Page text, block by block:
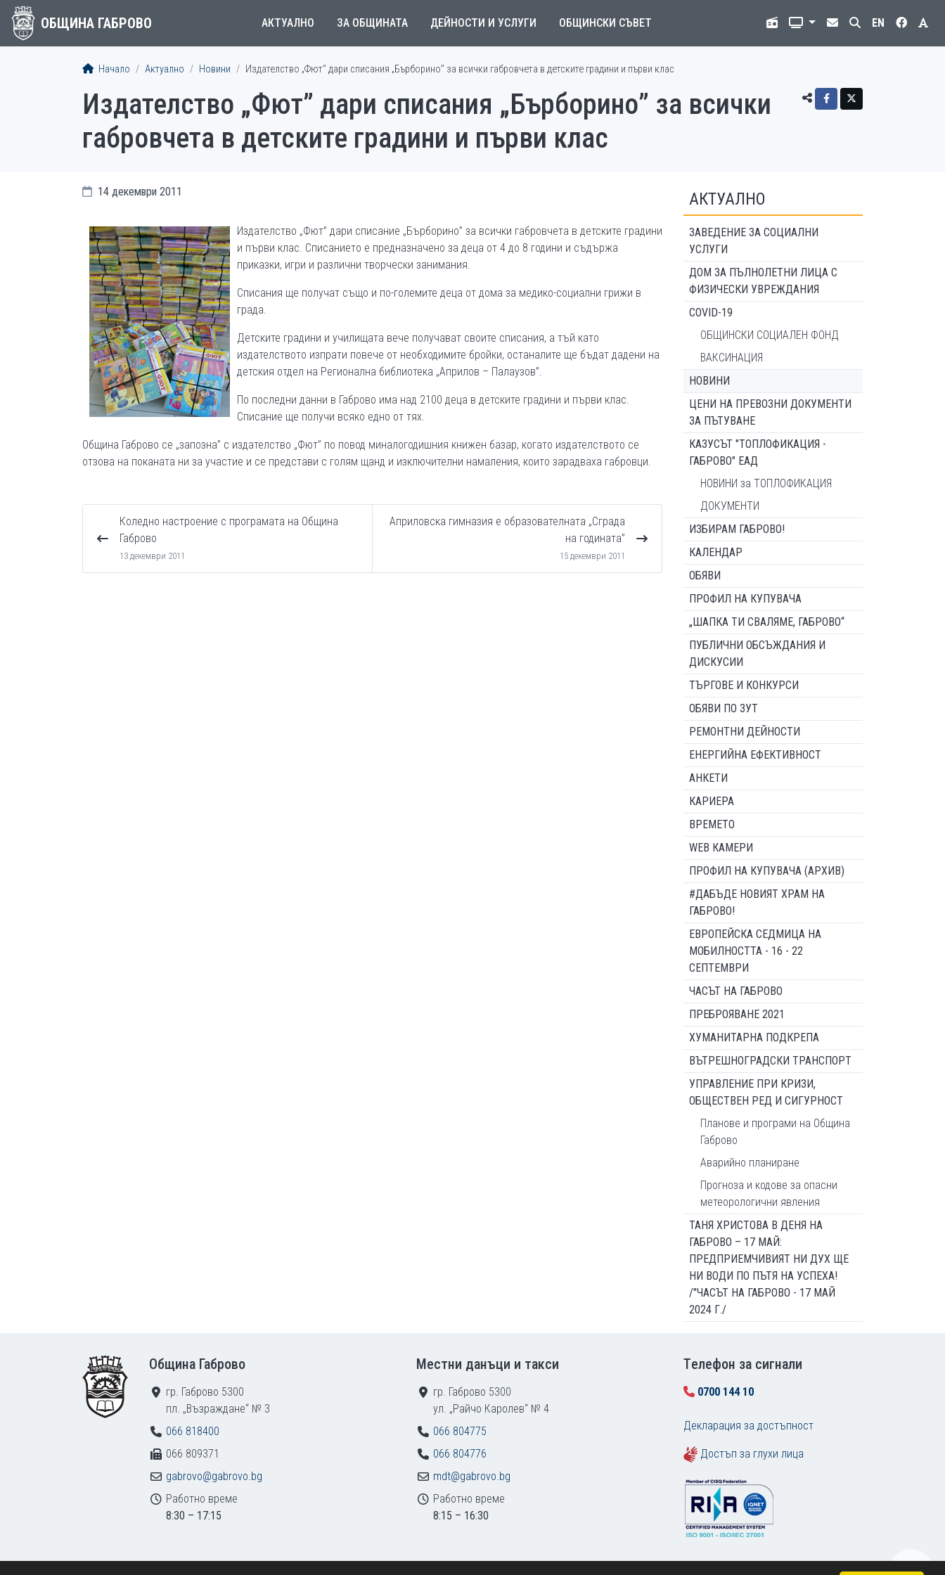
ОБЩИНА ГАБРОВО АКТУАЛНО ЗА ОБЩИНАТА ДЕЙНОСТИ И УСЛУГИ ОБЩИНСКИ СЪВЕТ EN
Начало Актуално Новини Издателство „Фют” дари списания „Бърборино” за всички габровчета в детските градини и първи клас
Издателство „Фют” дари списания „Бърборино” за всички
габровчета в детските градини и първи клас
14 декември 2011
Издателство „Фют” дари списание „Бърборино” за всички габровчета в детските градини
и първи клас. Списанието е предназначено за деца от 4 до 8 години и съдържа
приказки, игри и различни творчески занимания.
Списания ще получат също и по-големите деца от дома за медико-социални грижи в
града.
Детските градини и училищата вече получават своите списания, а тъй като
издателството изпрати повече от необходимите бройки, останалите ще бъдат дадени на
детския отдел на Регионална библиотека „Априлов – Палаузов”.
По последни данни в Габрово има над 2100 деца в детските градини и първи клас.
Списание ще получи всяко едно от тях.
Община Габрово се „запозна” с издателство „Фют” по повод миналогодишния книжен базар, когато издателството се
отзова на поканата ни за участие и се представи с голям щанд и изключителни намаления, които зарадваха габровци.
Коледно настроение с програмата на Община
Габрово
13 декември 2011
Априловска гимназия е образователната „Сграда
на годината”
15 декември 2011
АКТУАЛНО
ЗАВЕДЕНИЕ ЗА СОЦИАЛНИ
УСЛУГИ
ДОМ ЗА ПЪЛНОЛЕТНИ ЛИЦА С
ФИЗИЧЕСКИ УВРЕЖДАНИЯ
COVID-19
ОБЩИНСКИ СОЦИАЛЕН ФОНД
ВАКСИНАЦИЯ
НОВИНИ
ЦЕНИ НА ПРЕВОЗНИ ДОКУМЕНТИ
ЗА ПЪТУВАНЕ
КАЗУСЪТ "ТОПЛОФИКАЦИЯ -
ГАБРОВО" ЕАД
НОВИНИ за ТОПЛОФИКАЦИЯ
ДОКУМЕНТИ
ИЗБИРАМ ГАБРОВО!
КАЛЕНДАР
ОБЯВИ
ПРОФИЛ НА КУПУВАЧА
„ШАПКА ТИ СВАЛЯМЕ, ГАБРОВО“
ПУБЛИЧНИ ОБСЪЖДАНИЯ И
ДИСКУСИИ
ТЪРГОВЕ И КОНКУРСИ
ОБЯВИ ПО ЗУТ
РЕМОНТНИ ДЕЙНОСТИ
ЕНЕРГИЙНА ЕФЕКТИВНОСТ
АНКЕТИ
КАРИЕРА
ВРЕМЕТО
WEB КАМЕРИ
ПРОФИЛ НА КУПУВАЧА (АРХИВ)
#ДАБЪДЕ НОВИЯТ ХРАМ НА
ГАБРОВО!
ЕВРОПЕЙСКА СЕДМИЦА НА
МОБИЛНОСТТА - 16 - 22
СЕПТЕМВРИ
ЧАСЪТ НА ГАБРОВО
ПРЕБРОЯВАНЕ 2021
ХУМАНИТАРНА ПОДКРЕПА
ВЪТРЕШНОГРАДСКИ ТРАНСПОРТ
УПРАВЛЕНИЕ ПРИ КРИЗИ,
ОБЩЕСТВЕН РЕД И СИГУРНОСТ
Планове и програми на Община
Габрово
Аварийно планиране
Прогноза и кодове за опасни
метеорологични явления
ТАНЯ ХРИСТОВА В ДЕНЯ НА
ГАБРОВО – 17 МАЙ:
ПРЕДПРИЕМЧИВИЯТ НИ ДУХ ЩЕ
НИ ВОДИ ПО ПЪТЯ НА УСПЕХА!
/"ЧАСЪТ НА ГАБРОВО - 17 МАЙ
2024 Г./
Община Габрово
гр. Габрово 5300
пл. „Възраждане“ № 3
066 818400
066 809371
gabrovo@gabrovo.bg
Работно време
8:30 – 17:15
Местни данъци и такси
гр. Габрово 5300
ул. „Райчо Каролев“ № 4
066 804775
066 804776
mdt@gabrovo.bg
Работно време
8:15 – 16:30
Tелефон за сигнали
0700 144 10
Декларация за достъпност
Достъп за глухи лица